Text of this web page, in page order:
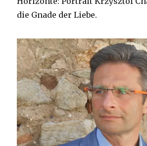
die Gnade der Liebe.